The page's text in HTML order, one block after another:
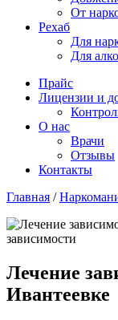
От
Рехаб
Для
Для
Прайс
Лицензии и
О нас
Врачи
Отзывы
Контакты
Главная /
Лечение
Ивантеевке